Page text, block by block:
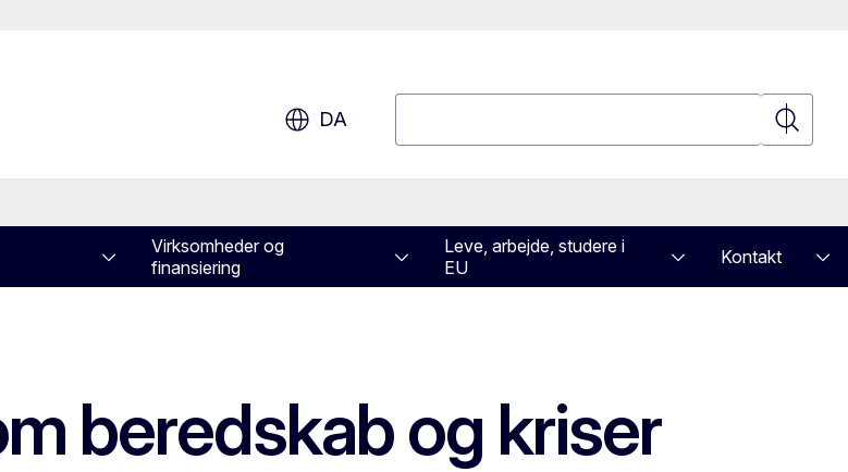
DA
Søgning
Virksomheder og
finansiering
Leve, arbejde, studere i
EU
Kontakt
beredskab og kriser